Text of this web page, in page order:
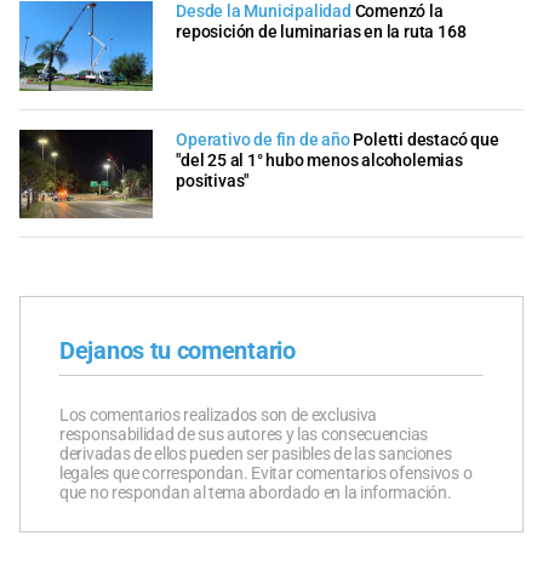
Desde la Municipalidad Comenzó la
reposición de luminarias en la ruta 168
Operativo de fin de año Poletti destacó que
"del 25 al 1° hubo menos alcoholemias
positivas"
Dejanos tu comentario
Los comentarios realizados son de exclusiva
responsabilidad de sus autores y las consecuencias
derivadas de ellos pueden ser pasibles de las sanciones
legales que correspondan. Evitar comentarios ofensivos o
que no respondan al tema abordado en la información.